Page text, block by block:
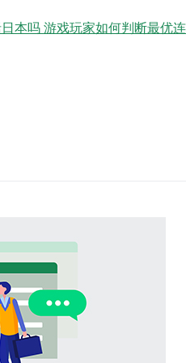
本吗 游戏玩家如何判断最优